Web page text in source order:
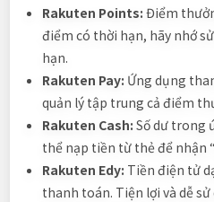
Rakuten Points: Điểm
điểm có thời hạn, hãy nhớ
hạn.
Rakuten Pay: Ứng dụng
quản lý tập trung cả điểm
Rakuten Cash: Số dư trong
thể nạp tiền từ thẻ để nhận
Rakuten Edy: Tiền điện tử
thanh toán. Tiện lợi và dễ